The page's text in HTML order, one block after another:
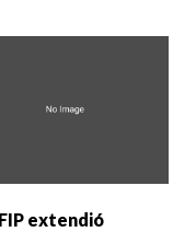
extendió